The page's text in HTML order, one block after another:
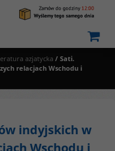
azjatycka / Sati.
relacjach Wschodu i
indyjskich w
Wschodu i